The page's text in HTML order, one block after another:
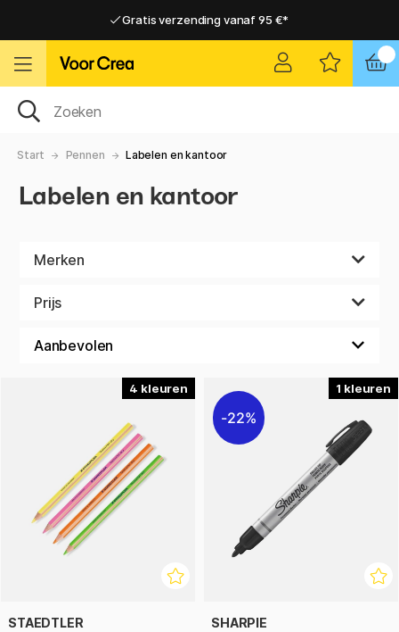
Gratis verzending vanaf 95 €*
Gratis verzending vanaf 95 €*
Start Pennen Labelen en kantoor
Labelen en kantoor
Merken
Prijs
4
STAEDTLER
1
22%
SHARPIE